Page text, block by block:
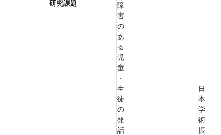
研究課題
障
害
の
あ
る
児
童
・
生
徒
の
発
話
日
本
学
術
振